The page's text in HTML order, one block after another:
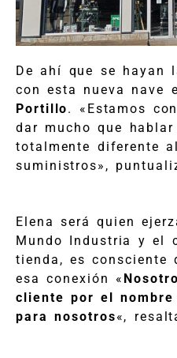
De ahí que se hayan
con esta nueva nave
Portillo. «Estamos
dar mucho que
totalmente diferente
suministros»,
Elena será quien
Mundo Industria y el
tienda, es consciente
esa conexión «
cliente por el
para nosotros«,